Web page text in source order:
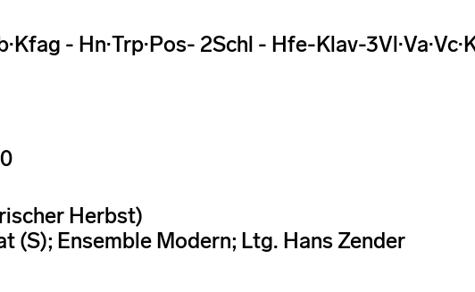
- Hn·Trp·Pos- 2Schl - Hfe-Klav-
Herbst)
(S); Ensemble Modern; Ltg. Hans Zender